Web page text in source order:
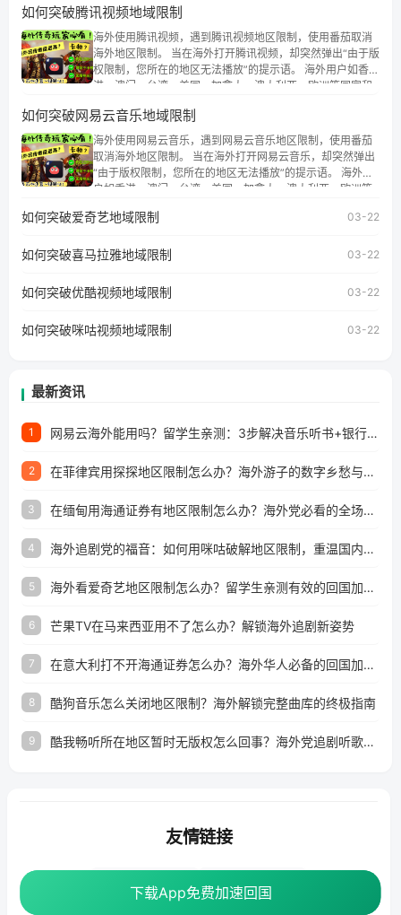
如何突破腾讯视频地域限制
海外使用腾讯视频，遇到腾讯视频地区限制，使用番茄取消
海外地区限制。 当在海外打开腾讯视频，却突然弹出“由于版
权限制，您所在的地区无法播放”的提示语。 海外用户如香
港、澳门、台湾、美国、加拿大、澳大利亚、欧洲等国家和
权限制问题，且仅能在中国大陆地区播放。 遇到这个问题的
朋友们，使用番茄回国加速器，即可解决「海外用户收听腾
讯视频地区版权限制」的问题，无论人在香港、澳门、台
湾、美国、加拿大、澳大利亚、欧洲等国家和地区工作、留
学、定居等，都可以使用，不再因地区和版权限制所困扰。
如何突破网易云音乐地域限制
海外使用网易云音乐，遇到网易云音乐地区限制，使用番茄
取消海外地区限制。 当在海外打开网易云音乐，却突然弹出
“由于版权限制，您所在的地区无法播放”的提示语。 海外用
户如香港、澳门、台湾、美国、加拿大、澳大利亚、欧洲等
地区及版权限制问题，且仅能在中国大陆地区播放。 遇到这
户收听网易云音乐地区版权限制」的问题，无论人在香港、
工作、留学、定居等，都可以使用，不再因地区和版权限制
所困扰。
如何突破爱奇艺地域限制 03-22
如何突破喜马拉雅地域限制 03-22
如何突破优酷视频地域限制 03-22
如何突破咪咕视频地域限制 03-22
最新资讯
1 网易云海外能用吗？留学生亲测：3步解决音乐听书+银行视频地区限制
2 在菲律宾用探探地区限制怎么办？海外游子的数字乡愁与破局之道
3 在缅甸用海通证券有地区限制怎么办？海外党必看的全场景回国加速指南
4 海外追剧党的福音：如何用咪咕破解地区限制，重温国内精彩
5 海外看爱奇艺地区限制怎么办？留学生亲测有效的回国加速器选择指南
6 芒果TV在马来西亚用不了怎么办？解锁海外追剧新姿势
7 在意大利打不开海通证券怎么办？海外华人必备的回国加速指南（附2026世界杯观赛秘籍）
8 酷狗音乐怎么关闭地区限制？海外解锁完整曲库的终极指南
9 酷我畅听所在地区暂时无版权怎么回事？海外党追剧听歌的破局指南
下载App免费加速回国
下载App免费加速回国
友情链接